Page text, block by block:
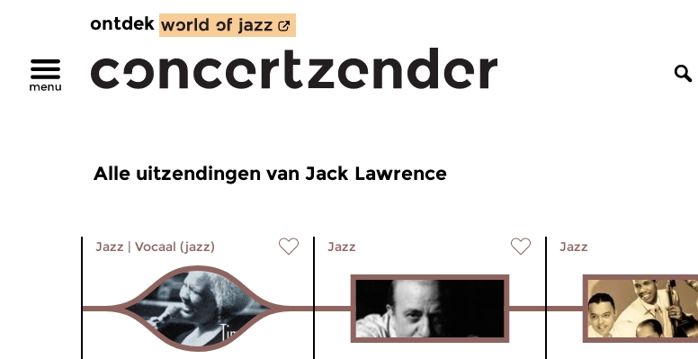
ontdek
Alle uitzendingen van Jack Lawrence
Jazz | Vocaal (jazz) Jazz Jazz